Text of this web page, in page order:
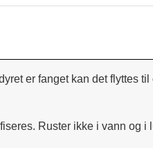
er fanget kan det flyttes
Ruster ikke i vann og i